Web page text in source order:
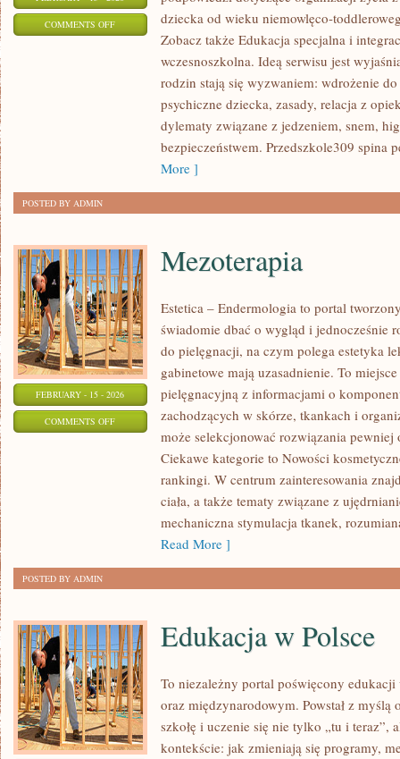
COMMENTS OFFON
PROBLEMY
WYCHOWAWCZE
dziecka od wieku niemowlęco-
Zobacz także Edukacja specjalna i
wczesnoszkolna. Ideą serwisu jest
rodzin stają się wyzwaniem: wdrożenie
psychiczne dziecka, zasady, relacja z
dylematy związane z jedzeniem, snem,
bezpieczeństwem. Przedszkole309 spina
More ]
POSTED BY ADMIN
FEBRUARY - 15 - 2026
COMMENTS OFFON
MEZOTERAPIA
Mezoterapia
Estetica – Endermologia to portal
świadomie dbać o wygląd i jednocześnie
do pielęgnacji, na czym polega estetyka
gabinetowe mają uzasadnienie. To
pielęgnacyjną z informacjami o
zachodzących w skórze, tkankach i
może selekcjonować rozwiązania
Ciekawe kategorie to Nowości
rankingi. W centrum zainteresowania
ciała, a także tematy związane z
mechaniczna stymulacja tkanek,
Read More ]
POSTED BY ADMIN
Edukacja w Polsce
To niezależny portal poświęcony
oraz międzynarodowym. Powstał z myślą
szkołę i uczenie się nie tylko „tu i teraz”,
kontekście: jak zmieniają się programy,